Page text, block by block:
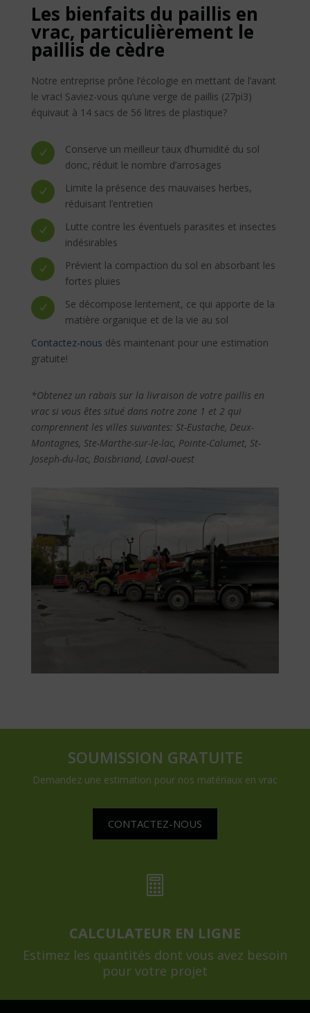
Les bienfaits du paillis en
vrac, particulièrement le
paillis de cèdre
Notre entreprise prône l’écologie en mettant de l’avant
le vrac! Saviez-vous qu’une verge de paillis (27pi3)
équivaut à 14 sacs de 56 litres de plastique?
N
Conserve un meilleur taux d’humidité du sol
donc, réduit le nombre d’arrosages
N
Limite la présence des mauvaises herbes,
réduisant l’entretien
N
Lutte contre les éventuels parasites et insectes
indésirables
N
Prévient la compaction du sol en absorbant les
fortes pluies
N
Se décompose lentement, ce qui apporte de la
matière organique et de la vie au sol
Contactez-nous dès maintenant pour une estimation
gratuite!
*Obtenez un rabais sur la livraison de votre paillis en
vrac si vous êtes situé dans notre zone 1 et 2 qui
comprennent les villes suivantes: St-Eustache, Deux-
Montagnes, Ste-Marthe-sur-le-lac, Pointe-Calumet, St-
Joseph-du-lac, Boisbriand, Laval-ouest
SOUMISSION GRATUITE
Demandez une estimation pour nos matériaux en vrac
CONTACTEZ-NOUS

CALCULATEUR EN LIGNE
Estimez les quantités dont vous avez besoin
pour votre projet